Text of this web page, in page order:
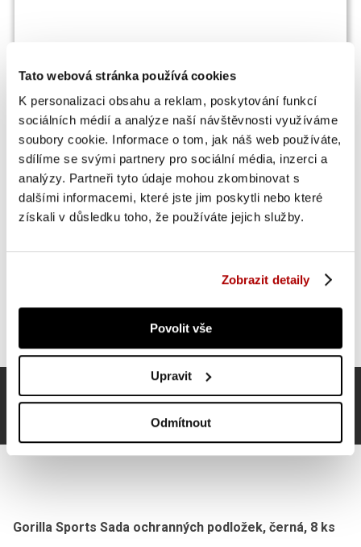
Tato webová stránka používá cookies
K personalizaci obsahu a reklam, poskytování funkcí
sociálních médií a analýze naší návštěvnosti využíváme
soubory cookie. Informace o tom, jak náš web používáte,
sdílíme se svými partnery pro sociální média, inzerci a
analýzy. Partneři tyto údaje mohou zkombinovat s
dalšími informacemi, které jste jim poskytli nebo které
získali v důsledku toho, že používáte jejich služby.
Zobrazit detaily
Povolit vše
Upravit
Odmítnout
OSTATNÍ SI TAKÉ PROHLÍŽEJÍ
SUPER CENA
Gorilla Sports Sada ochranných podložek, černá, 8 ks